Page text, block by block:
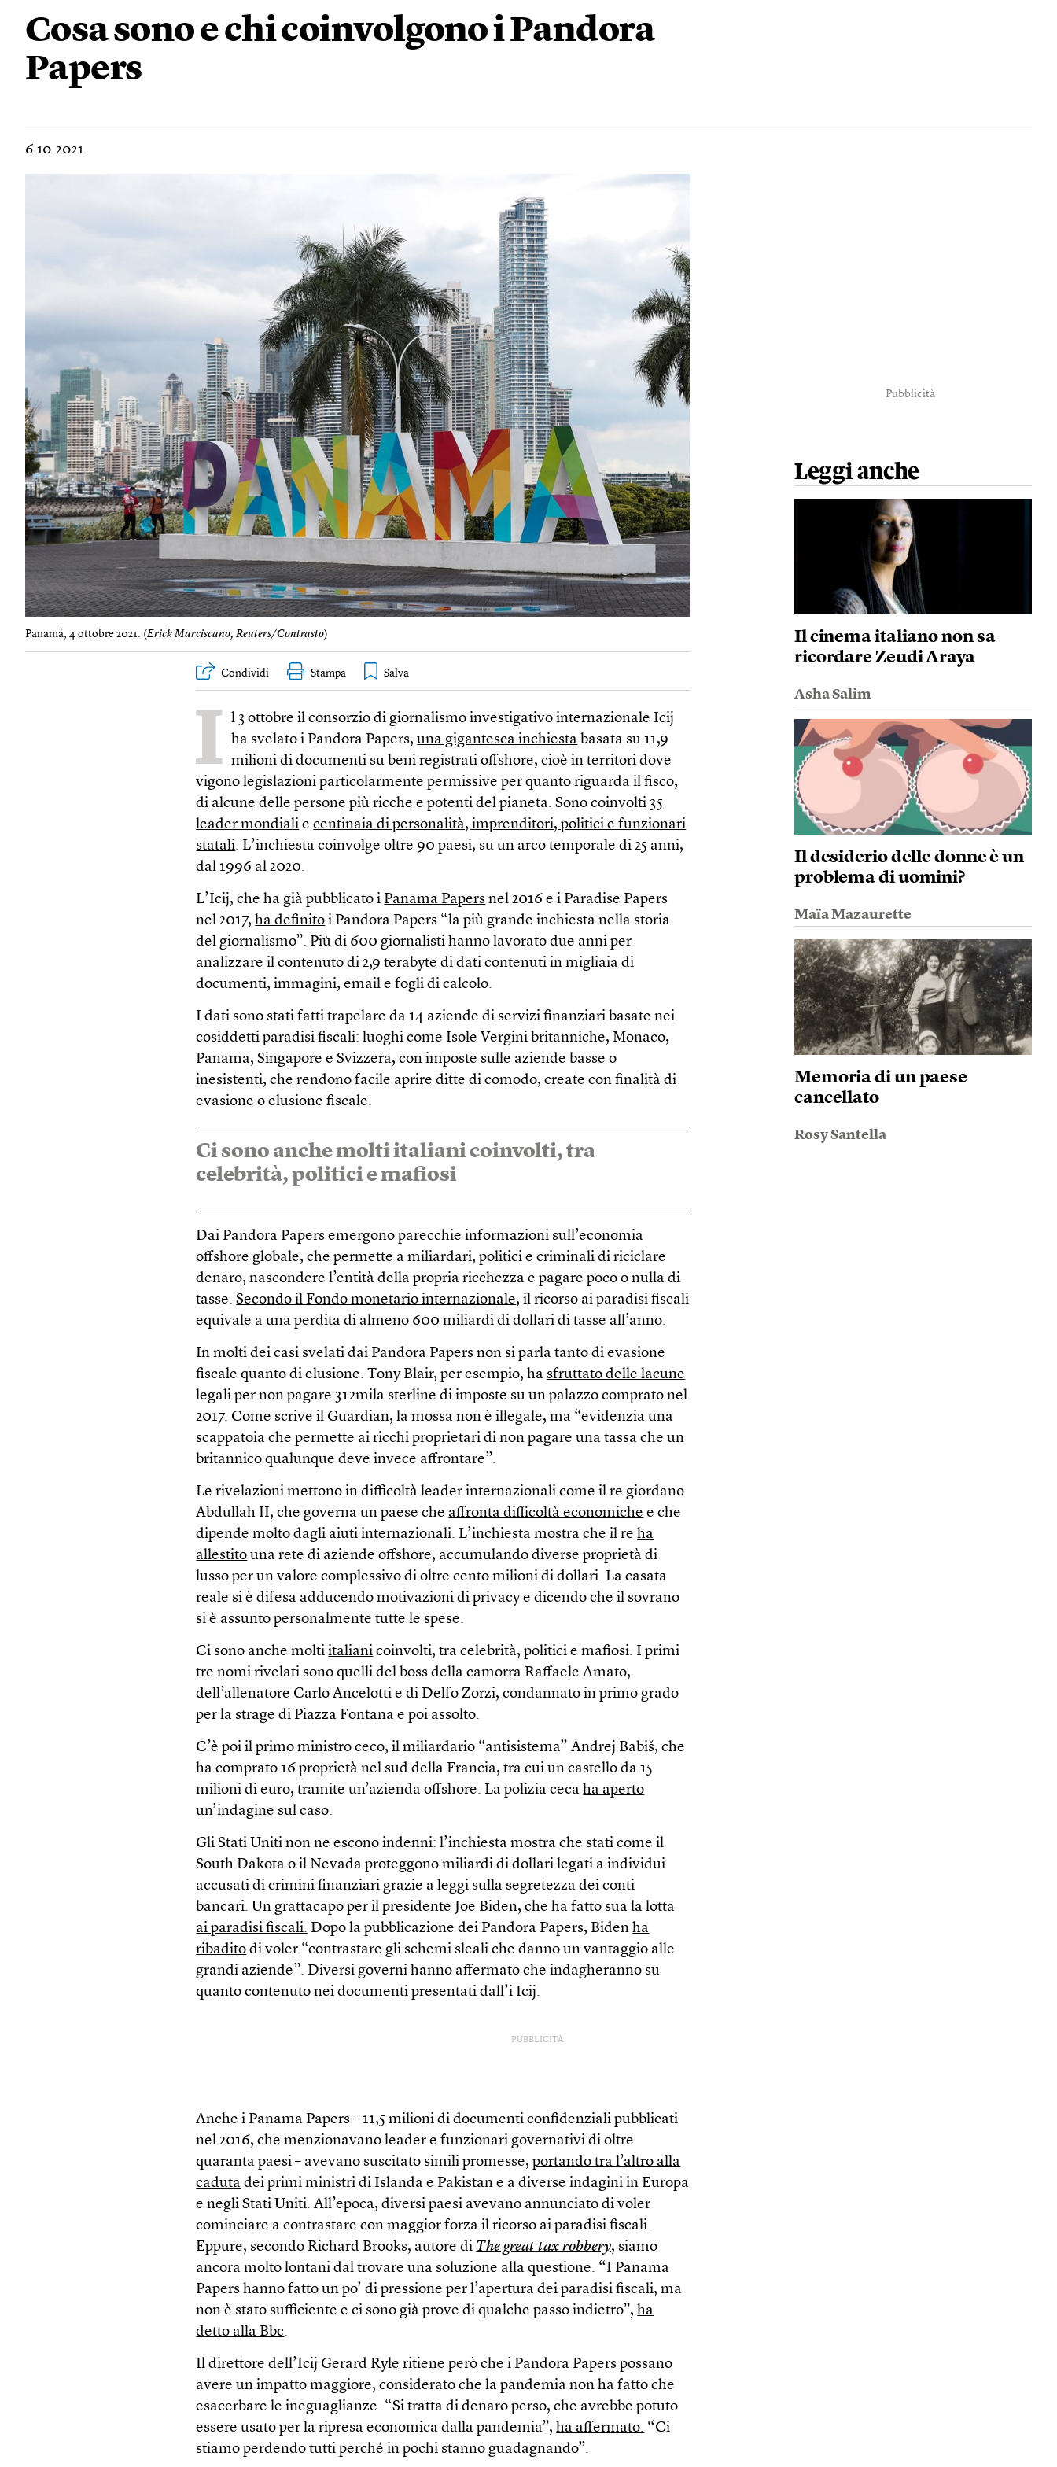
Cosa sono e chi coinvolgono i Pandora
Papers
6.10.2021
Panamá, 4 ottobre 2021. (Erick Marciscano, Reuters/Contrasto)
Condividi Stampa
I l 3 ottobre il consorzio di giornalismo investigativo internazionale Icij
ha svelato i Pandora Papers,una gigantesca inchiesta basata su 11,9
milioni di documenti su beni registrati offshore, cioè in territori dove
vigono legislazioni particolarmente permissive per quanto riguarda il fisco,
di alcune delle persone più ricche e potenti del pianeta. Sono coinvolti 35
leader mondiali ecentinaia di personalità, imprenditori, politici e funzionari
statali. L’inchiesta coinvolge oltre 90 paesi, su un arco temporale di 25 anni,
dal 1996 al 2020.
L’Icij, che ha già pubblicato i Panama Papers nel 2016 e i Paradise Papers
nel 2017,ha definito i Pandora Papers “la più grande inchiesta nella storia
del giornalismo”. Più di 600 giornalisti hanno lavorato due anni per
analizzare il contenuto di 2,9 terabyte di dati contenuti in migliaia di
documenti, immagini, email e fogli di calcolo.
I dati sono stati fatti trapelare da 14 aziende di servizi finanziari basate nei
cosiddetti paradisi fiscali: luoghi come Isole Vergini britanniche, Monaco,
Panama, Singapore e Svizzera, con imposte sulle aziende basse o
inesistenti, che rendono facile aprire ditte di comodo, create con finalità di
evasione o elusione fiscale.
Ci sono anche molti italiani coinvolti, tra
celebrità, politici e mafiosi
Dai Pandora Papers emergono parecchie informazioni sull’economia
offshore globale, che permette a miliardari, politici e criminali di riciclare
denaro, nascondere l’entità della propria ricchezza e pagare poco o nulla di
tasse.Secondo il Fondo monetario internazionale, il ricorso ai paradisi fiscali
equivale a una perdita di almeno 600 miliardi di dollari di tasse all’anno.
In molti dei casi svelati dai Pandora Papers non si parla tanto di evasione
fiscale quanto di elusione. Tony Blair, per esempio, ha sfruttato delle lacune
legali per non pagare 312mila sterline di imposte su un palazzo comprato nel
2017. Come scrive il Guardian, la mossa non è illegale, ma “evidenzia una
scappatoia che permette ai ricchi proprietari di non pagare una tassa che un
britannico qualunque deve invece affrontare”.
Le rivelazioni mettono in difficoltà leader internazionali come il re giordano
Abdullah II, che governa un paese che affronta difficoltà economiche e che
dipende molto dagli aiuti internazionali. L’inchiesta mostra che il reha
allestito una rete di aziende offshore, accumulando diverse proprietà di
lusso per un valore complessivo di oltre cento milioni di dollari. La casata
reale si è difesa adducendo motivazioni di privacy e dicendo che il sovrano
si è assunto personalmente tutte le spese.
Ci sono anche moltiitaliani coinvolti, tra celebrità, politici e mafiosi. I primi
tre nomi rivelati sono quelli del boss della camorra Raffaele Amato,
dell’allenatore Carlo Ancelotti e di Delfo Zorzi, condannato in primo grado
per la strage di Piazza Fontana e poi assolto.
C’è poi il primo ministro ceco, il miliardario “antisistema” Andrej Babiš, che
ha comprato 16 proprietà nel sud della Francia, tra cui un castello da 15
milioni di euro, tramite un’azienda offshore. La polizia cecaha aperto
un’indagine sul caso.
Gli Stati Uniti non ne escono indenni: l’inchiesta mostra che stati come il
South Dakota o il Nevada proteggono miliardi di dollari legati a individui
accusati di crimini finanziari grazie a leggi sulla segretezza dei conti
bancari. Un grattacapo per il presidente Joe Biden, cheha fatto sua la lotta
ai paradisi fiscali. Dopo la pubblicazione dei Pandora Papers, Bidenha
ribadito di voler “contrastare gli schemi sleali che danno un vantaggio alle
grandi aziende”. Diversi governi hanno affermato che indagheranno su
quanto contenuto nei documenti presentati dall’i Icij.
PUBBLICITÀ
Anche i Panama Papers – 11,5 milioni di documenti confidenziali pubblicati
nel 2016, che menzionavano leader e funzionari governativi di oltre
quaranta paesi – avevano suscitato simili promesse,portando tra l’altro alla
caduta dei primi ministri di Islanda e Pakistan e a diverse indagini in Europa
e negli Stati Uniti. All’epoca, diversi paesi avevano annunciato di voler
cominciare a contrastare con maggior forza il ricorso ai paradisi fiscali.
Eppure, secondo Richard Brooks, autore di The great tax robbery, siamo
ancora molto lontani dal trovare una soluzione alla questione. “I Panama
Papers hanno fatto un po’ di pressione per l’apertura dei paradisi fiscali, ma
non è stato sufficiente e ci sono già prove di qualche passo indietro”,ha
detto alla Bbc.
Il direttore dell’Icij Gerard Ryleritiene però che i Pandora Papers possano
avere un impatto maggiore, considerato che la pandemia non ha fatto che
esacerbare le ineguaglianze. “Si tratta di denaro perso, che avrebbe potuto
essere usato per la ripresa economica dalla pandemia”,ha affermato. “Ci
stiamo perdendo tutti perché in pochi stanno guadagnando”.
Pubblicità
Leggi anche
Il cinema italiano non sa
ricordare Zeudi Araya
Asha Salim
Il desiderio delle donne è un
problema di uomini?
Maïa Mazaurette
Memoria di un paese
cancellato
Rosy Santella